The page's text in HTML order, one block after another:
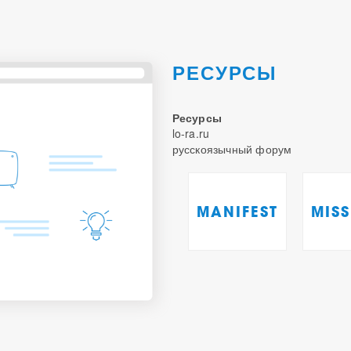
РЕСУРСЫ
Ресурсы
lo-ra.ru
русскоязычный форум
MANIFEST